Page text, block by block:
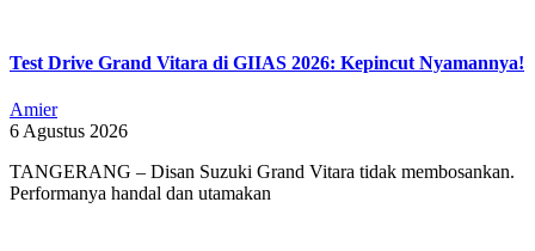
Test Drive Grand Vitara di GIIAS 2026: Kepincut Nyamannya!
Amier
6 Agustus 2026
TANGERANG – Disan Suzuki Grand Vitara tidak membosankan.
Performanya handal dan utamakan